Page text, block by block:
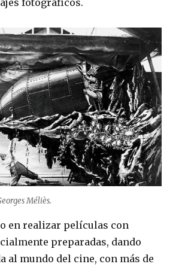
fotográficos.
Méliès.
en realizar películas con
preparadas, dando
al mundo del cine, con más de